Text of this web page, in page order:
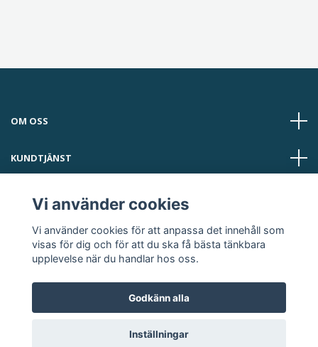
OM OSS
KUNDTJÄNST
LÄS MER
Sociala medier
© 2026 Thatsup Webbshop
Vi använder cookies
Vi använder cookies för att anpassa det innehåll som
visas för dig och för att du ska få bästa tänkbara
upplevelse när du handlar hos oss.
Godkänn alla
Inställningar